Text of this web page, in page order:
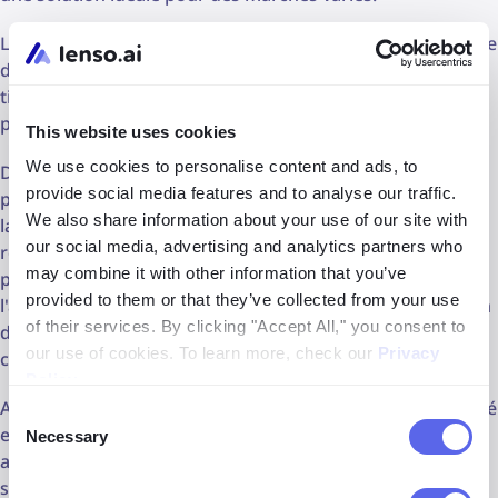
This website uses cookies
We use cookies to personalise content and ads, to
provide social media features and to analyse our traffic.
We also share information about your use of our site with
our social media, advertising and analytics partners who
may combine it with other information that you’ve
provided to them or that they’ve collected from your use
of their services. By clicking "Accept All," you consent to
our use of cookies. To learn more, check our Privacy
Consent
Selection
Necessary
Lenso.ai représente la tendance croissante de la recherche
d'images par IA, prête à mener dans les années à venir. En
tirant parti de la technologie avancée, les utilisateurs
peuvent rapidement localiser les images souhaitées.
De plus, les recherches peuvent être affinées par
personnes, lieux, doublons, texte ou domaine, améliorant
la précision et la pertinence des résultats. L'avenir de la
recherche d'images est indéniablement brillant, alimenté
par les avancées en IA, ML et vision par ordinateur. De
l'amélioration des expériences e-commerce à la révolution
des diagnostics médicaux, les applications potentielles de
cette technologie sont vastes et étendues.
Aborder les considérations éthiques et garantir l'inclusivité
et l'équité sera crucial pour tirer pleinement parti des
avantages de la recherche d'images pour la société dans
son ensemble. Alors que nous continuons à repousser les